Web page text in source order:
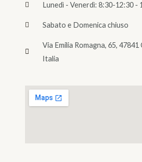
Lunedì - Venerdì: 8:30-12:30 -
Sabato e Domenica chiuso
Via Emilia Romagna, 65,
Italia